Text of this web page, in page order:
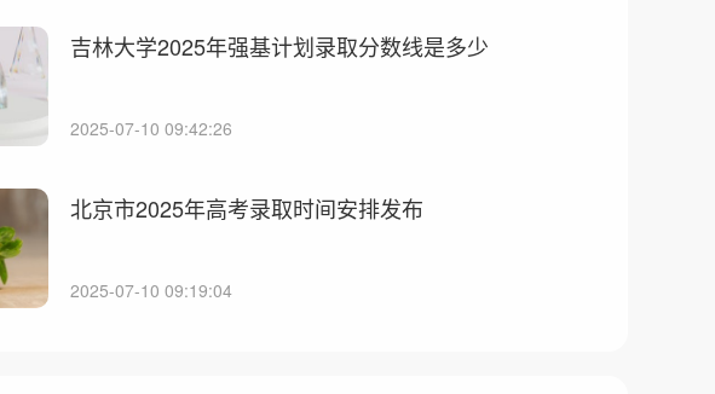
吉林大学2025年强基计划录取分数线是多少
2025-07-10 09:42:26
北京市2025年高考录取时间安排发布
2025-07-10 09:19:04